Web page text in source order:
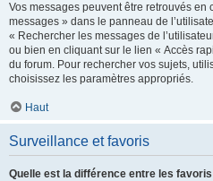
Vos messages peuvent être retrouvés en
messages » dans le panneau de
« Rechercher les messages de
ou bien en cliquant sur le lien « Accès
du forum. Pour rechercher vos sujets,
choisissez les paramètres appropriés.
Haut
Surveillance et favoris
Quelle est la différence entre les